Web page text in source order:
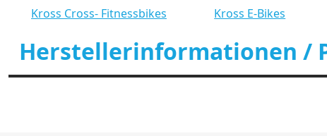
Kross Cross- Fitnessbikes Kross E-Bikes
Herstellerinformationen /